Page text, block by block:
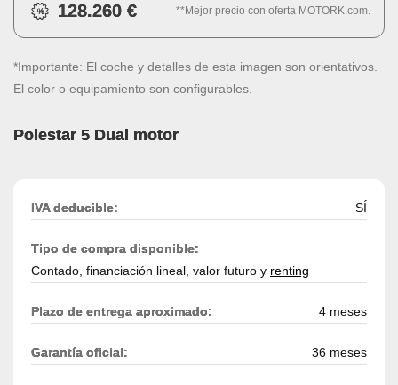
128.260 € **Mejor precio con oferta MOTORK.com.
*Importante: El coche y detalles de esta imagen son orientativos.
El color o equipamiento son configurables.
Polestar 5 Dual motor
IVA deducible: SÍ
Tipo de compra disponible:
Contado, financiación lineal, valor futuro y renting
Plazo de entrega aproximado: 4 meses
Garantía oficial: 36 meses